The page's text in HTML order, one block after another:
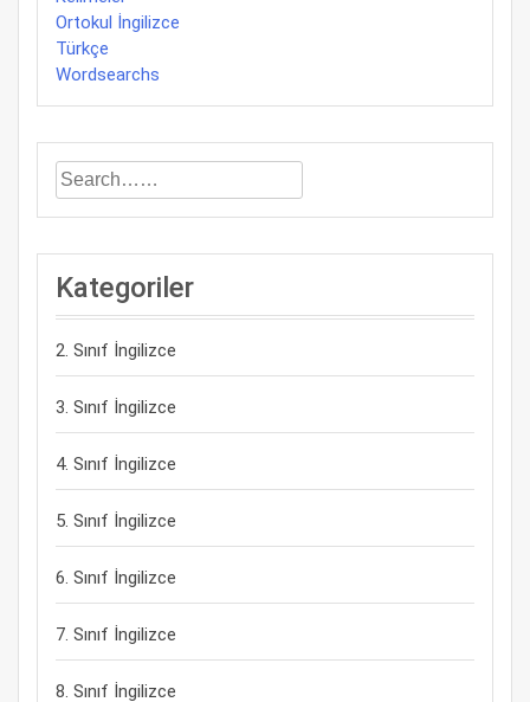
Ortokul İngilizce
Türkçe
Wordsearchs
Kategoriler
2. Sınıf İngilizce
3. Sınıf İngilizce
4. Sınıf İngilizce
5. Sınıf İngilizce
6. Sınıf İngilizce
7. Sınıf İngilizce
8. Sınıf İngilizce